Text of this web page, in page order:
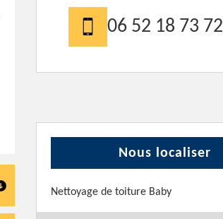
06 52 18 73 72
Nous localiser
Nettoyage de toiture Baby